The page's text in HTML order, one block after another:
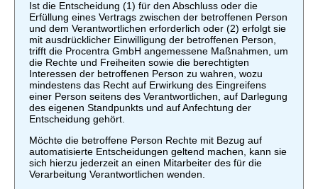
Ist die Entscheidung (1) für den Abschluss oder die
Erfüllung eines Vertrags zwischen der betroffenen Person
und dem Verantwortlichen erforderlich oder (2) erfolgt sie
mit ausdrücklicher Einwilligung der betroffenen Person,
trifft die Procentra GmbH angemessene Maßnahmen, um
die Rechte und Freiheiten sowie die berechtigten
Interessen der betroffenen Person zu wahren, wozu
mindestens das Recht auf Erwirkung des Eingreifens
einer Person seitens des Verantwortlichen, auf Darlegung
des eigenen Standpunkts und auf Anfechtung der
Entscheidung gehört.
Möchte die betroffene Person Rechte mit Bezug auf
automatisierte Entscheidungen geltend machen, kann sie
sich hierzu jederzeit an einen Mitarbeiter des für die
Verarbeitung Verantwortlichen wenden.